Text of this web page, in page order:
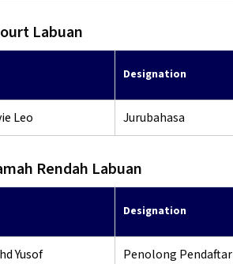
Labuan
Designation
Leo Jurubahasa
Rendah Labuan
Designation
Yusof Penolong Pendaftar